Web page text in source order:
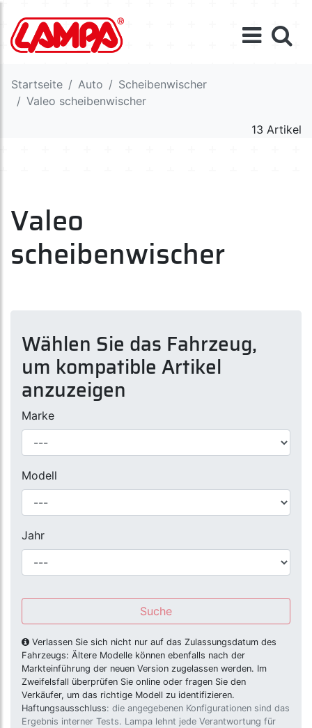
Startseite Auto
Scheibenwischer
Valeo scheibenwischer
13 Artikel
Valeo
scheibenwischer
Wählen Sie das Fahrzeug,
um kompatible Artikel
anzuzeigen
Marke
Modell
Jahr
Suche
Verlassen Sie sich nicht nur auf das Zulassungsdatum des
Fahrzeugs: Ältere Modelle können ebenfalls nach der
Markteinführung der neuen Version zugelassen werden. Im
Zweifelsfall überprüfen Sie online oder fragen Sie den
Verkäufer, um das richtige Modell zu identifizieren.
Haftungsausschluss: die angegebenen Konfigurationen sind das
Ergebnis interner Tests. Lampa lehnt jede Verantwortung für